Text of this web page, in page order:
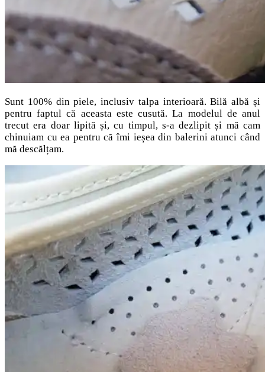
Sunt 100% din piele, inclusiv talpa interioară. Bilă albă și
pentru faptul că aceasta este cusută. La modelul de anul
trecut era doar lipită și, cu timpul, s-a dezlipit și mă cam
chinuiam cu ea pentru că îmi ieșea din balerini atunci când
mă descălțam.